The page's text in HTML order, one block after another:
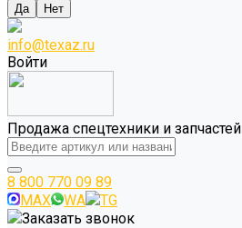
Да Нет
info@texaz.ru
Войти
Продажа спецтехники и запчастей
8 800 770 09 89
MAX
WA
TG
Заказать звонок